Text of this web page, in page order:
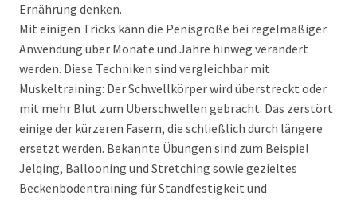
Ernährung denken.
Mit einigen Tricks kann die Penisgröße bei regelmäßiger
Anwendung über Monate und Jahre hinweg verändert
werden. Diese Techniken sind vergleichbar mit
Muskeltraining: Der Schwellkörper wird überstreckt oder
mit mehr Blut zum Überschwellen gebracht. Das zerstört
einige der kürzeren Fasern, die schließlich durch längere
ersetzt werden. Bekannte Übungen sind zum Beispiel
Jelqing, Ballooning und Stretching sowie gezieltes
Beckenbodentraining für Standfestigkeit und